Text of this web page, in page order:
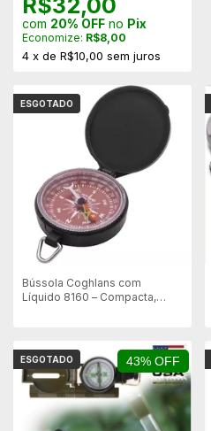
R$32,00
com 20% OFF no Pix
Economize: R$8,00
4 x de R$10,00 sem juros
ESGOTADO
Bússola Coghlans com
Líquido 8160 – Compacta,
43% OFF
ESGOTADO